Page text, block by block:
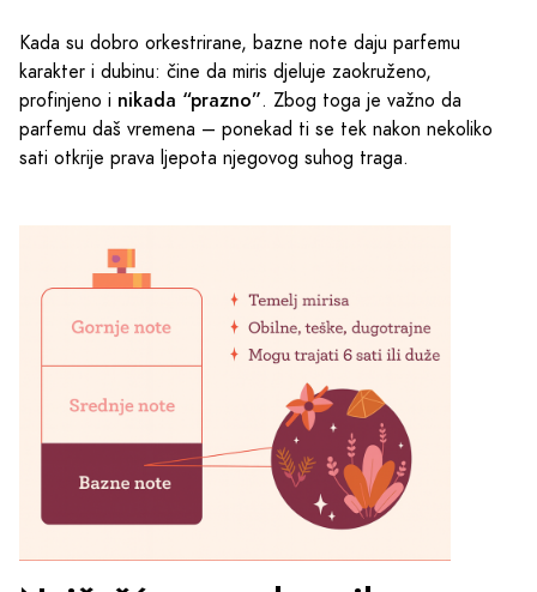
Kada su dobro orkestrirane, bazne note daju parfemu
karakter i dubinu: čine da miris djeluje zaokruženo,
profinjeno i nikada “prazno”. Zbog toga je važno da
parfemu daš vremena – ponekad ti se tek nakon nekoliko
sati otkrije prava ljepota njegovog suhog traga.